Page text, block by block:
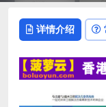
详情介绍